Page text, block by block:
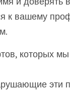
к вашему
которых
эти